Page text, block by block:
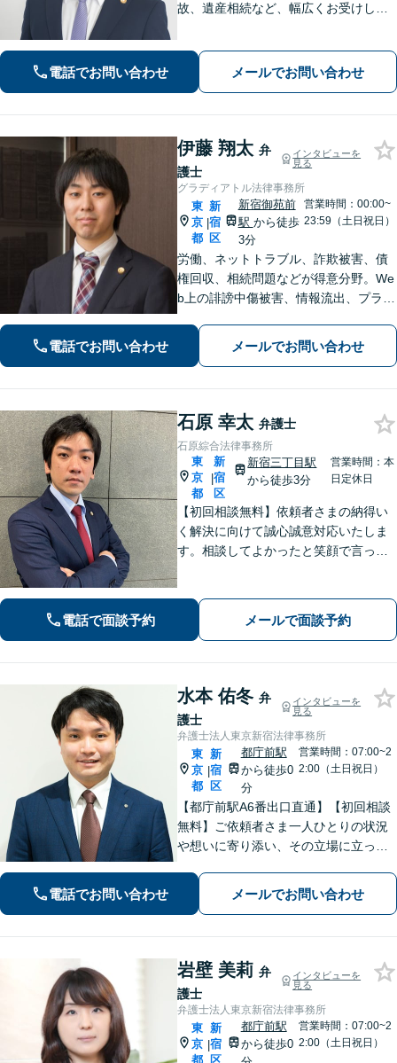
故、遺産相続など、幅広くお受けして
まず、ぜひご相談ください。【夜間・
休日対応可】【クレジットカード利用
電話でお問い合わせ メールでお問い合わせ
伊藤 翔太 弁
護士
インタビューを
見る
グラディアトル法律事務所
東
京
都
|
新
宿
区
新宿御苑前
駅 から徒歩
3分
営業時間：00:00~
23:59（土日祝日）
労働、ネットトラブル、詐欺被害、債
権回収、相続問題などが得意分野。We
b上の誹謗中傷被害、情報流出、プライ
す。24時間365日対応。問題解決へ導
いてまいります。まずは事務所へご相
電話でお問い合わせ メールでお問い合わせ
石原 幸太 弁護士
石原綜合法律事務所
東
京
都
|
新
宿
区
新宿三丁目駅
から徒歩3分
営業時間：本
日定休日
【初回相談無料】依頼者さまの納得い
く解決に向けて誠心誠意対応いたしま
す。相談してよかったと笑顔で言って
紙に書くなど、説明は分かりやすいよ
う工夫【新宿からのアクセス◎】
電話で面談予約 メールで面談予約
水本 佑冬 弁
護士
インタビューを
見る
弁護士法人東京新宿法律事務所
東
京
都
|
新
宿
区
都庁前駅
から徒歩0
分
営業時間：07:00~2
2:00（土日祝日）
【都庁前駅A6番出口直通】【初回相談
無料】ご依頼者さま一人ひとりの状況
や想いに寄り添い、その立場に立って
して明るい未来へ踏み出せるよう、誠
実に向き合い、全力を尽くします！
電話でお問い合わせ メールでお問い合わせ
岩壁 美莉 弁
護士
インタビューを
見る
弁護士法人東京新宿法律事務所
東
京
都
|
新
宿
区
都庁前駅
から徒歩0
営業時間：07:00~2
2:00（土日祝日）